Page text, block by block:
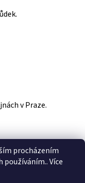
v Praze.
procházením
Více